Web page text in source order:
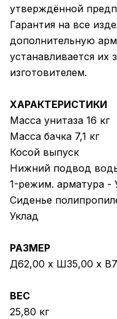
утверждённой
Гарантия на все
дополнительную
устанавливается их
ХАРАКТЕРИСТИКИ
Масса унитаза 16 кг
Масса бачка 7,1 кг
Косой выпуск
Нижний подвод
1-режим. арматура -
Сиденье
РАЗМЕР
Д62,00 x
ВЕС
25,80 кг